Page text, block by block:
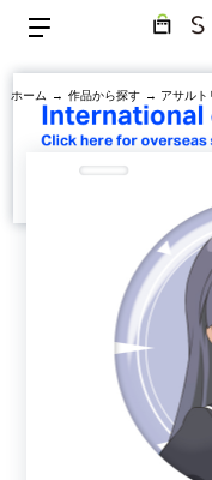
ホーム → 作品から探す → アサルト